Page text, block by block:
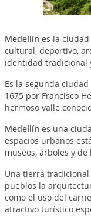
Medellín es la
cultural, deportivo,
identidad tradicional
Es la segunda
1675 por Francisco
hermoso valle
Medellín es una
espacios urbanos
museos, árboles y
Una tierra
pueblos la
como el uso del
atractivo turístico